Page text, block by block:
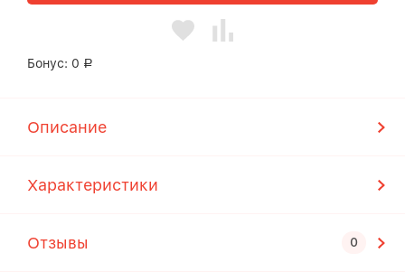
Бонус: 0 Р
Описание
Характеристики
Отзывы